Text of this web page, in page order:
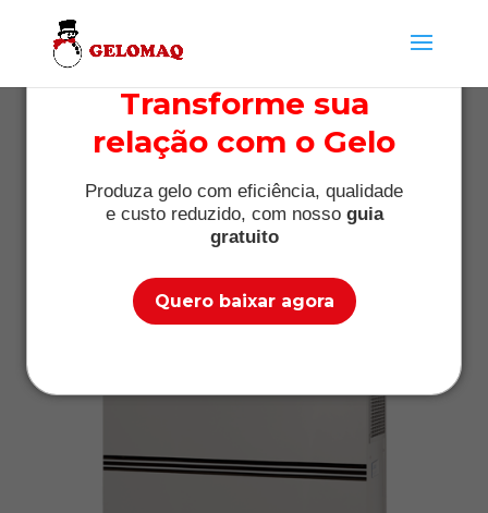
Transforme sua
relação com o Gelo
Produza gelo com eficiência, qualidade
e custo reduzido, com nosso guia
gratuito
Quero baixar agora
Locação de máquina de
gelo para clínica
fisioterapêutica